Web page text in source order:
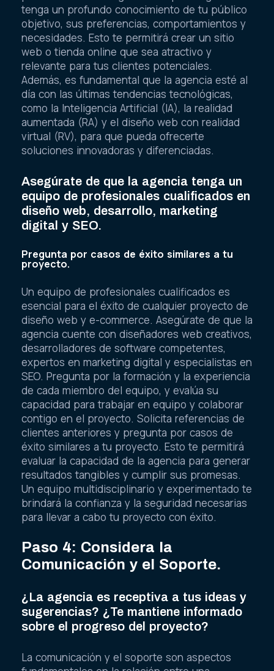
tenga un profundo conocimiento de tu público
objetivo, sus preferencias, comportamientos y
necesidades. Esto te permitirá crear un sitio
web o tienda online que sea atractivo y
relevante para tus clientes potenciales.
Además, es fundamental que la agencia esté al
día con las últimas tendencias tecnológicas,
como la Inteligencia Artificial (IA), la realidad
aumentada (RA) y el diseño web con realidad
virtual (RV), para que pueda ofrecerte
soluciones innovadoras y diferenciadas.
Asegúrate de que la agencia tenga un
equipo de profesionales cualificados en
diseño web, desarrollo, marketing
digital y SEO.
Pregunta por casos de éxito similares a tu
proyecto.
Un equipo de profesionales cualificados es
esencial para el éxito de cualquier proyecto de
diseño web y e-commerce. Asegúrate de que la
agencia cuente con diseñadores web creativos,
desarrolladores de software competentes,
expertos en marketing digital y especialistas en
SEO. Pregunta por la formación y la experiencia
de cada miembro del equipo, y evalúa su
capacidad para trabajar en equipo y colaborar
contigo en el proyecto. Solicita referencias de
clientes anteriores y pregunta por casos de
éxito similares a tu proyecto. Esto te permitirá
evaluar la capacidad de la agencia para generar
resultados tangibles y cumplir sus promesas.
Un equipo multidisciplinario y experimentado te
brindará la confianza y la seguridad necesarias
para llevar a cabo tu proyecto con éxito.
Paso 4: Considera la
Comunicación y el Soporte.
¿La agencia es receptiva a tus ideas y
sugerencias? ¿Te mantiene informado
sobre el progreso del proyecto?
La comunicación y el soporte son aspectos